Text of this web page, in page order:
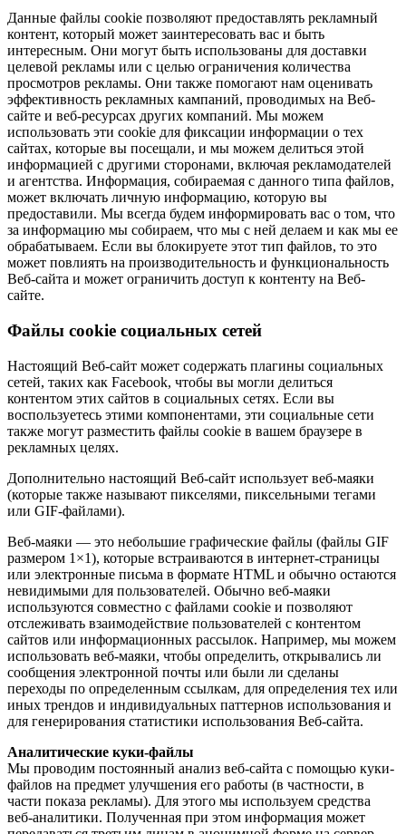
Данные файлы cookie позволяют предоставлять рекламный
контент, который может заинтересовать вас и быть
интересным. Они могут быть использованы для доставки
целевой рекламы или с целью ограничения количества
просмотров рекламы. Они также помогают нам оценивать
эффективность рекламных кампаний, проводимых на Веб-
сайте и веб-ресурсах других компаний. Мы можем
использовать эти cookie для фиксации информации о тех
сайтах, которые вы посещали, и мы можем делиться этой
информацией с другими сторонами, включая рекламодателей
и агентства. Информация, собираемая с данного типа файлов,
может включать личную информацию, которую вы
предоставили. Мы всегда будем информировать вас о том, что
за информацию мы собираем, что мы с ней делаем и как мы ее
обрабатываем. Если вы блокируете этот тип файлов, то это
может повлиять на производительность и функциональность
Веб-сайта и может ограничить доступ к контенту на Веб-
сайте.
Файлы cookie социальных сетей
Настоящий Веб-сайт может содержать плагины социальных
сетей, таких как Facebook, чтобы вы могли делиться
контентом этих сайтов в социальных сетях. Если вы
воспользуетесь этими компонентами, эти социальные сети
также могут разместить файлы cookie в вашем браузере в
рекламных целях.
Дополнительно настоящий Веб-сайт использует веб-маяки
(которые также называют пикселями, пиксельными тегами
или GIF-файлами).
Веб-маяки — это небольшие графические файлы (файлы GIF
размером 1×1), которые встраиваются в интернет-страницы
или электронные письма в формате HTML и обычно остаются
невидимыми для пользователей. Обычно веб-маяки
используются совместно с файлами cookie и позволяют
отслеживать взаимодействие пользователей с контентом
сайтов или информационных рассылок. Например, мы можем
использовать веб-маяки, чтобы определить, открывались ли
сообщения электронной почты или были ли сделаны
переходы по определенным ссылкам, для определения тех или
иных трендов и индивидуальных паттернов использования и
для генерирования статистики использования Веб-сайта.
Аналитические куки-файлы
Мы проводим постоянный анализ веб-сайта с помощью куки-
файлов на предмет улучшения его работы (в частности, в
части показа рекламы). Для этого мы используем средства
веб-аналитики. Полученная при этом информация может